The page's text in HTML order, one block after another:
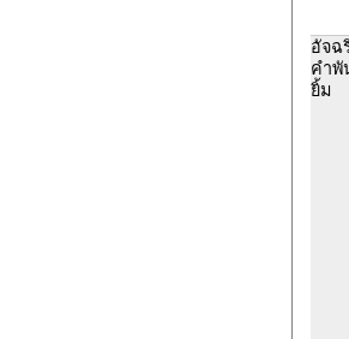
อัจฉ
คำพั
ยิ้ม